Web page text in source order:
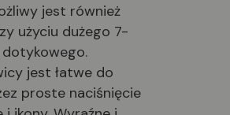
jest również
użyciu dużego 7-
jest łatwe do
proste naciśnięcie